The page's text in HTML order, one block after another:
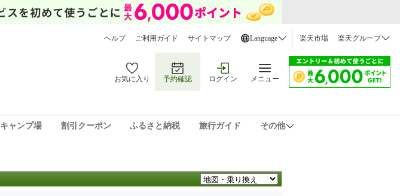
ヘルプ ご利用ガイド サイトマップ Language 楽天市場 楽天グループ
お気に入り 予約確認 ログイン メニュー
キャンプ場 割引クーポン ふるさと納税 旅行ガイド その他